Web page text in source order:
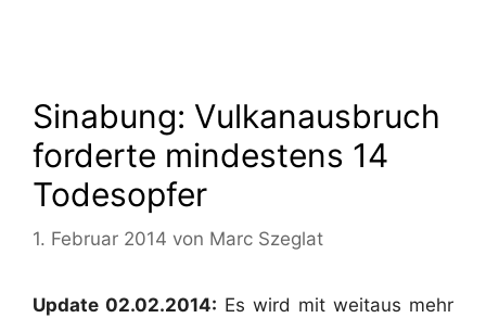
Sinabung: Vulkanausbruch
forderte mindestens 14
Todesopfer
1. Februar 2014 von Marc Szeglat
Update 02.02.2014: Es wird mit weitaus mehr